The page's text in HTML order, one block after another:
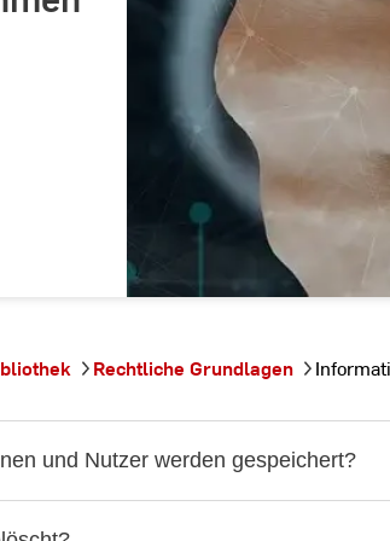
Rechtliche Grundlagen
und Nutzer werden gespeichert?